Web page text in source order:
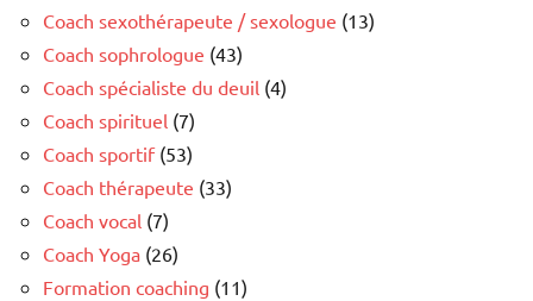
Coach sexothérapeute / sexologue (13)
Coach sophrologue (43)
Coach spécialiste du deuil (4)
Coach spirituel (7)
Coach sportif(53)
Coach thérapeute (33)
Coach vocal (7)
Coach Yoga (26)
Formation coaching (11)